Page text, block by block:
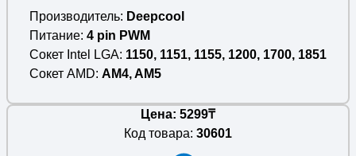
Производитель
Deepcool
Питание 4 pin PWM
Сокет Intel LGA 1150, 1151, 1155, 1200, 1700, 1851
Сокет AMD AM4, AM5
Цена: 5299₸
Код товара: 30601